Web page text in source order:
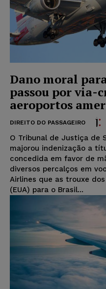
Dano moral
passou por via-
aeroportos
DIREITO DO PASSAGEIRO
O Tribunal de Justiça de
majorou indenização a
concedida em favor de
diversos percalços em
Airlines que as trouxe
(EUA) para o Brasil...